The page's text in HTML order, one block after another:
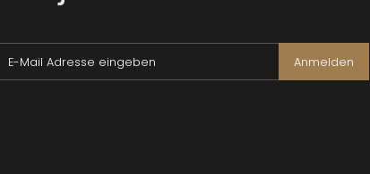
E-Mail Adresse eingeben Anmelden